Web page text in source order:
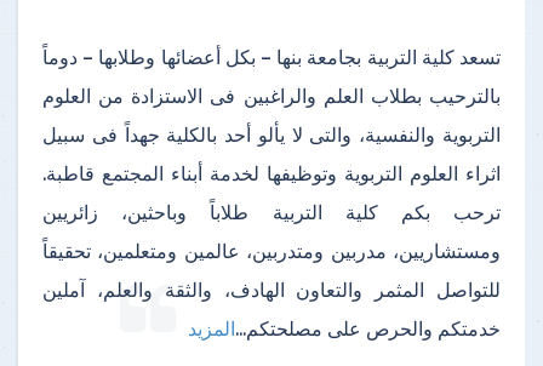
تسعد كلية التربية بجامعة بنها – بكل أعضائها وطلابها – دوماً
بالترحيب بطلاب العلم والراغبين فى الاستزادة من العلوم
التربوية والنفسية، والتى لا يألو أحد بالكلية جهداً فى سبيل
اثراء العلوم التربوية وتوظيفها لخدمة أبناء المجتمع قاطبة.
ترحب بكم كلية التربية طلاباً وباحثين، زائريين
ومستشاريين، مدربين ومتدربين، عالمين ومتعلمين، تحقيقاً
للتواصل المثمر والتعاون الهادف، والثقة والعلم، آملين
خدمتكم والحرص على مصلحتكم...المزيد